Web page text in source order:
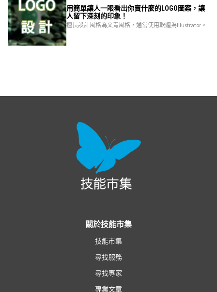
用簡單讓人一眼看出你賣什麼的LOGO圖案，讓
人留下深刻的印象！
擅長設計風格為文青風格，通常使用軟體為Illustrator。
關於技能市集
技能市集
尋找服務
尋找專家
專業文章